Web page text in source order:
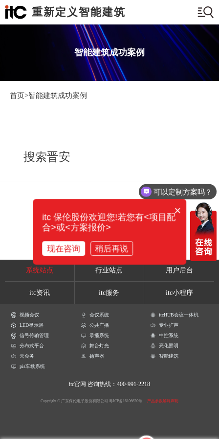
重新定义智能建筑
智能建筑成功案例
首页>智能建筑成功案例
搜索晋安
系统站点 行业站点 用户后台
itc资讯 itc服务 itc小程序
视频会议 会议系统
itcHUB会议一体机
LED显示屏
公共广播
专业扩声
信号传输管理
录播系统
中控系统
分布式平台
舞台灯光
亮化照明
云会务
扬声器
智能建筑
pis车载系统
itc官网 咨询热线：400-991-2218
Copyright © 广东保伦电子股份有限公司 粤ICP备16106620号 产品参数解释声明
可以定制方案吗？
×
itc 保伦股份欢迎您!若您有<项目配
合>或<方案报价>
现在咨询 稍后再说